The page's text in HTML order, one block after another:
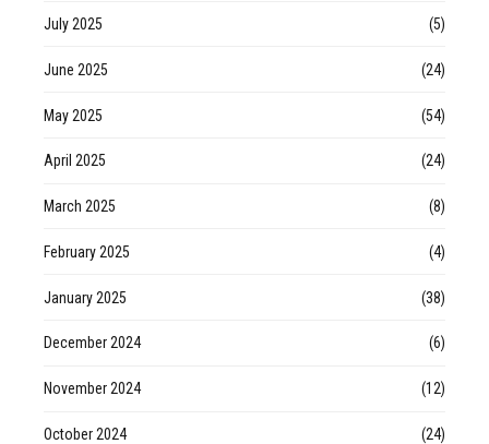
July 2025 (5)
June 2025 (24)
May 2025 (54)
April 2025 (24)
March 2025 (8)
February 2025 (4)
January 2025 (38)
December 2024 (6)
November 2024 (12)
October 2024 (24)